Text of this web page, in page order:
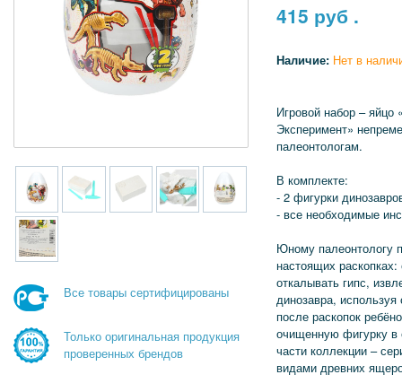
Все товары сертифицированы
Только оригинальная продукция
проверенных брендов
415 руб .
Наличие: Нет в
Игровой набор –
Эксперимент»
палеонтологам.
В комплекте:
- 2 фигурки
- все необходимые
Юному палеонтологу
настоящих
откалывать гипс,
динозавра,
после раскопок
очищенную фигурку в
части коллекции –
видами древних